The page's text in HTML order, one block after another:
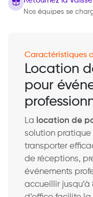
Nos équipes se
Caractéristiques
Location
pour
La location de
solution pratique
transporter
de réceptions,
événements
accueillir jusqu’à